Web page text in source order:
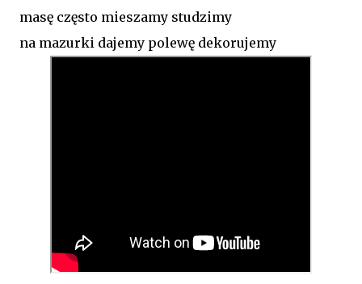
masę często mieszamy studzimy
na mazurki dajemy polewę dekorujemy